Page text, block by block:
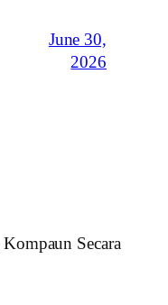
June 30,
2026
Secara